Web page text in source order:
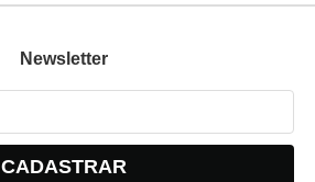
Newsletter
CADASTRAR